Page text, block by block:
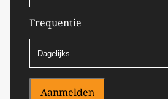
Frequentie
Aanmelden